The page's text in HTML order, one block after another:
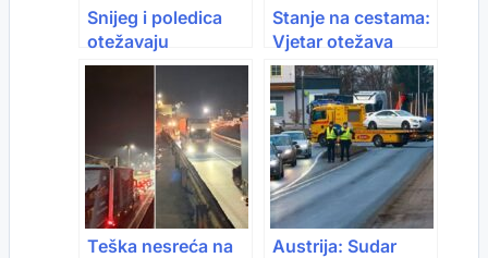
Snijeg i poledica
otežavaju
saobraćaj širom
Stanje na cestama:
Vjetar otežava
vožnju u više
gradova, snijeg na
višim predjelima
Teška nesreća na
Austrija: Sudar